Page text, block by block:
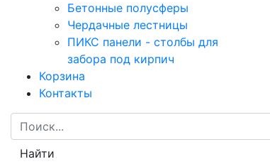
Бетонные полусферы
Чердачные лестницы
ПИКС панели - столбы для
забора под кирпич
Корзина
Контакты
Найти